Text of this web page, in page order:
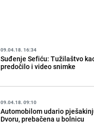
09.04.18. 16:34
Suđenje Sefiću: Tužilaštvo
predočilo i video snimke
09.04.18. 09:10
Automobilom udario
Dvoru, prebačena u bolnicu